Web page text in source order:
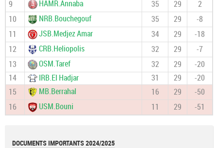
9 HAMR.Annaba 35 29
2
10
NRB.Bouchegouf 35 29
-8
11
JSB.Medjez Amar 34 29
-18
12
CRB.Heliopolis 32 29
-7
13
OSM.Taref 32 29
-20
14
IRB.El Hadjar 31 29
-20
15
MB.Berrahal 16 29
-50
16
USM.Bouni 11 29 -51
DOCUMENTS IMPORTANTS 2024/2025